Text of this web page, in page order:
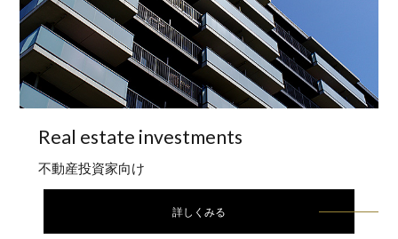
Real estate investments
不動産投資家向け
詳しくみる